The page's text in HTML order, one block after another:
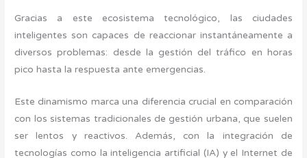
Gracias a este ecosistema tecnológico, las ciudades
inteligentes son capaces de reaccionar instantáneamente a
diversos problemas: desde la gestión del tráfico en horas
pico hasta la respuesta ante emergencias.
Este dinamismo marca una diferencia crucial en comparación
con los sistemas tradicionales de gestión urbana, que suelen
ser lentos y reactivos. Además, con la integración de
tecnologías como la inteligencia artificial (IA) y el Internet de